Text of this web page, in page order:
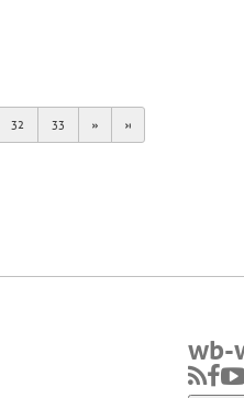
32 33 Next Last
wb-